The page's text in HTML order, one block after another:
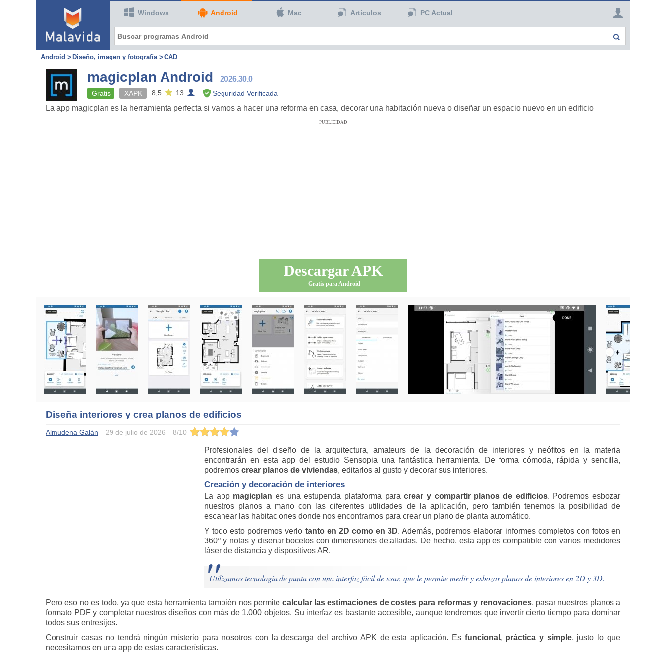
Windows Android Mac Artículos PC Actual
Android Diseño, imagen y fotografía CAD
magicplan Android 2026.30.0
Gratis XAPK 8,5 13 Seguridad Verificada
La app magicplan es la herramienta perfecta si vamos a hacer una reforma en casa, decorar una habitación nueva o diseñar un espacio nuevo en un edificio
PUBLICIDAD
Descargar APK
Gratis para Android
Diseña interiores y crea planos de edificios
Almudena Galán 29 de julio de 2026 8/10
Profesionales del diseño de la arquitectura, amateurs de la decoración de interiores y neófitos en la materia
encontrarán en esta app del estudio Sensopia una fantástica herramienta. De forma cómoda, rápida y sencilla,
podremos crear planos de viviendas, editarlos al gusto y decorar sus interiores.
Creación y decoración de interiores
La app magicplan es una estupenda plataforma paracrear y compartir planos de edificios. Podremos esbozar
nuestros planos a mano con las diferentes utilidades de la aplicación, pero también tenemos la posibilidad de
escanear las habitaciones donde nos encontramos para crear un plano de planta automático.
Y todo esto podremos verlo tanto en 2D como en 3D. Además, podremos elaborar informes completos con fotos en
360º y notas y diseñar bocetos con dimensiones detalladas. De hecho, esta app es compatible con varios medidores
láser de distancia y dispositivos AR.
Utilizamos tecnología de punta con una interfaz fácil de usar, que le permite medir y esbozar planos de interiores en 2D y 3D.
Pero eso no es todo, ya que esta herramienta también nos permite calcular las estimaciones de costes para reformas y renovaciones, pasar nuestros planos a
formato PDF y completar nuestros diseños con más de 1.000 objetos. Su interfaz es bastante accesible, aunque tendremos que invertir cierto tiempo para dominar
todos sus entresijos.
Construir casas no tendrá ningún misterio para nosotros con la descarga del archivo APK de esta aplicación. Es funcional, práctica y simple, justo lo que
necesitamos en una app de estas características.